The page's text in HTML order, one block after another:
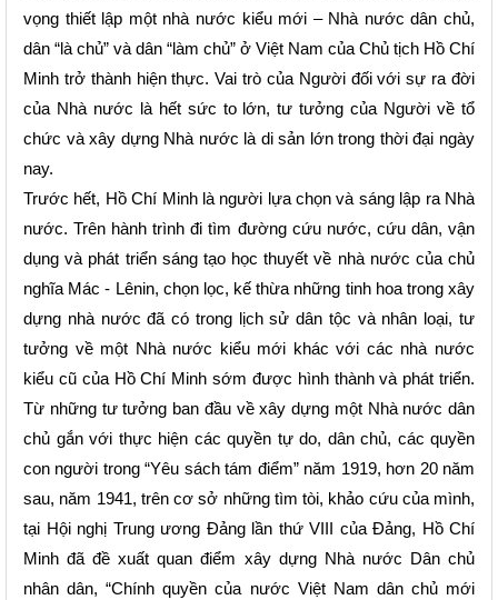
vọng thiết lập một nhà nước kiểu mới – Nhà nước dân chủ,
dân “là chủ” và dân “làm chủ” ở Việt Nam của Chủ tịch Hồ Chí
Minh trở thành hiện thực. Vai trò của Người đối với sự ra đời
của Nhà nước là hết sức to lớn, tư tưởng của Người về tổ
chức và xây dựng Nhà nước là di sản lớn trong thời đại ngày
nay.
Trước hết, Hồ Chí Minh là người lựa chọn và sáng lập ra Nhà
nước. Trên hành trình đi tìm đường cứu nước, cứu dân, vận
dụng và phát triển sáng tạo học thuyết về nhà nước của chủ
nghĩa Mác - Lênin, chọn lọc, kế thừa những tinh hoa trong xây
dựng nhà nước đã có trong lịch sử dân tộc và nhân loại, tư
tưởng về một Nhà nước kiểu mới khác với các nhà nước
kiểu cũ của Hồ Chí Minh sớm được hình thành và phát triển.
Từ những tư tưởng ban đầu về xây dựng một Nhà nước dân
chủ gắn với thực hiện các quyền tự do, dân chủ, các quyền
con người trong “Yêu sách tám điểm” năm 1919, hơn 20 năm
sau, năm 1941, trên cơ sở những tìm tòi, khảo cứu của mình,
tại Hội nghị Trung ương Đảng lần thứ VIII của Đảng, Hồ Chí
Minh đã đề xuất quan điểm xây dựng Nhà nước Dân chủ
nhân dân, “Chính quyền của nước Việt Nam dân chủ mới